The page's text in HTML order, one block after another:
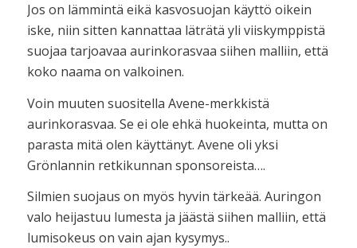
Jos on lämmintä eikä kasvosuojan käyttö oikein
iske, niin sitten kannattaa läträtä yli viiskymppistä
suojaa tarjoavaa aurinkorasvaa siihen malliin, että
koko naama on valkoinen.
Voin muuten suositella Avene-merkkistä
aurinkorasvaa. Se ei ole ehkä huokeinta, mutta on
parasta mitä olen käyttänyt. Avene oli yksi
Grönlannin retkikunnan sponsoreista….
Silmien suojaus on myös hyvin tärkeää. Auringon
valo heijastuu lumesta ja jäästä siihen malliin, että
lumisokeus on vain ajan kysymys..